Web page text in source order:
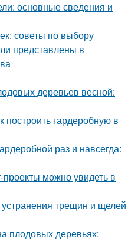
основные сведения и
советы по выбору
представлены в
деревьев весной:
построить гардеробную в
раз и навсегда:
можно увидеть в
трещин и щелей
плодовых деревьях: